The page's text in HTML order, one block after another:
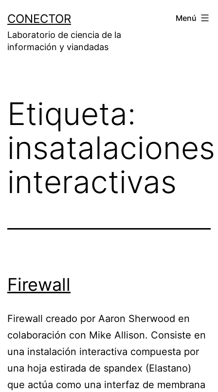
contenido
CONECTOR
Laboratorio de ciencia de la
información y viandadas
Menú
Etiqueta:
insatalaciones
interactivas
Firewall
Firewall creado por Aaron Sherwood en
colaboración con Mike Allison. Consiste en
una instalación interactiva compuesta por
una hoja estirada de spandex (Elastano)
que actúa como una interfaz de membrana